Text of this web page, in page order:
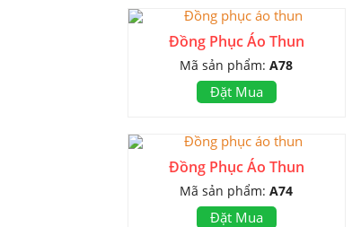
Đồng Phục Áo Thun
Mã sản phẩm:A78
Đặt Mua
Đồng Phục Áo Thun
Mã sản phẩm:A74
Đặt Mua